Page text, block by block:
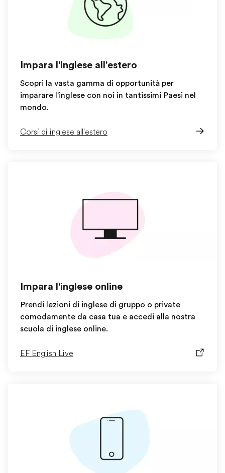
Impara l'inglese all'estero
Scopri la vasta gamma di opportunità per
imparare l'inglese con noi in tantissimi Paesi nel
mondo.
Corsi di inglese all'estero
Impara l'inglese online
Prendi lezioni di inglese di gruppo o private
comodamente da casa tua e accedi alla nostra
scuola di inglese online.
EF English Live